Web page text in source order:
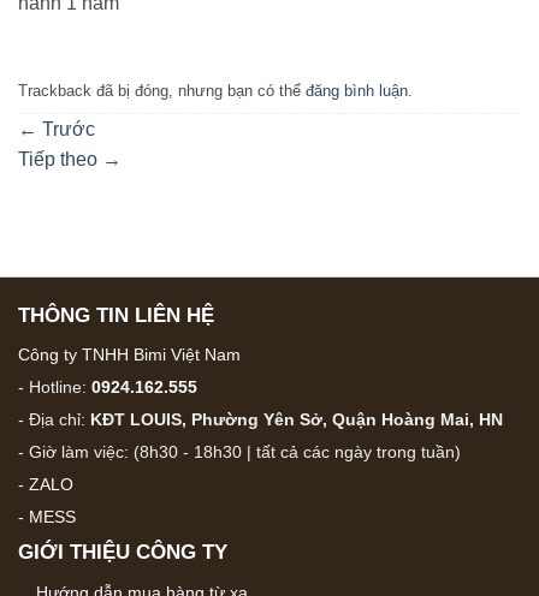
Trackback đã bị đóng, nhưng bạn có thể đăng bình luận.
← Trước
Tiếp theo →
THÔNG TIN LIÊN HỆ
Công ty TNHH Bimi Việt Nam
- Hotline: 0924.162.555
- Địa chỉ: KĐT LOUIS, Phường Yên Sở, Quận Hoàng Mai, HN
- Giờ làm việc: (8h30 - 18h30 | tất cả các ngày trong tuần)
- ZALO
- MESS
GIỚI THIỆU CÔNG TY
Hướng dẫn mua hàng từ xa